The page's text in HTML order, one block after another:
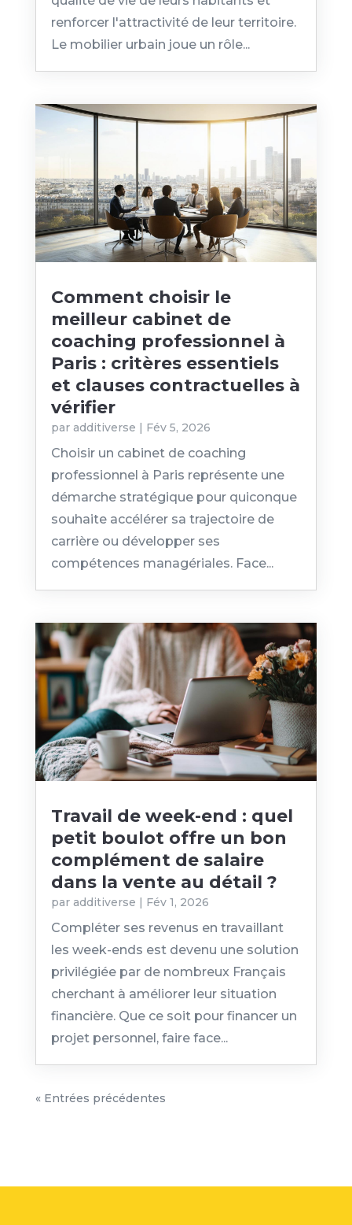
renforcer l'attractivité de leur territoire.
Le mobilier urbain joue un rôle...
Comment choisir le
meilleur cabinet de
coaching professionnel à
Paris : critères essentiels
et clauses contractuelles à
vérifier
par additiverse | Fév 5, 2026
Choisir un cabinet de coaching
professionnel à Paris représente une
démarche stratégique pour quiconque
souhaite accélérer sa trajectoire de
carrière ou développer ses
compétences managériales. Face...
Travail de week-end : quel
petit boulot offre un bon
complément de salaire
dans la vente au détail ?
par additiverse | Fév 1, 2026
Compléter ses revenus en travaillant
les week-ends est devenu une solution
privilégiée par de nombreux Français
cherchant à améliorer leur situation
financière. Que ce soit pour financer un
projet personnel, faire face...
« Entrées précédentes